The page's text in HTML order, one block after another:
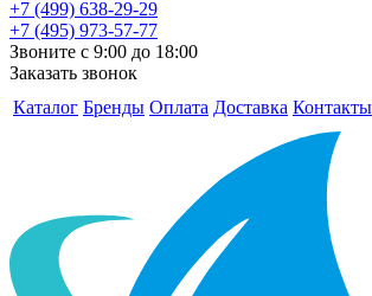
+7 (499) 638-29-29
+7 (495) 973-57-77
Звоните с 9:00 до 18:00
Заказать звонок
Каталог Бренды Оплата Доставка Контакты